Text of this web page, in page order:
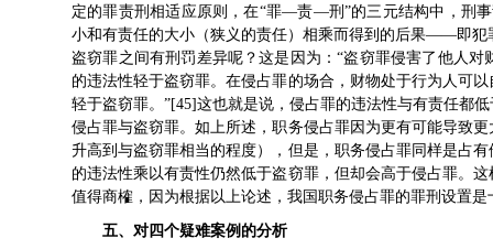
定的罪责刑相适应原则，在“罪—责—刑”的三元结构中，刑
小和有责任的大小（狭义的责任）相乘而得到的后果——即犯
盗窃罪之间有刑罚差异呢？这是因为：“盗窃罪侵害了他人
的违法性轻于盗窃罪。在侵占罪的场合，财物处于行为人可
轻于盗窃罪。”[45]这也就是说，侵占罪的违法性与有责任都
侵占罪与盗窃罪。如上所述，职务侵占罪因为更有可能导致
升高到与盗窃罪相当的程度），但是，职务侵占罪同样是占
的违法性乘以有责性仍然低于盗窃罪，但却会高于侵占罪。
值得商榷，因为根据以上论述，我国职务侵占罪的罪刑设置是
五、对四个疑难案例的分析